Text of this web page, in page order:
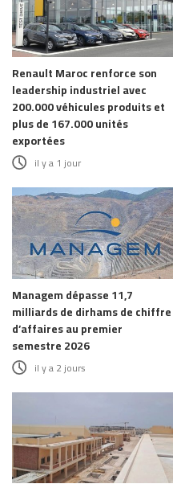
Renault Maroc renforce son
leadership industriel avec
200.000 véhicules produits et
plus de 167.000 unités
exportées
il y a 1 jour
Managem dépasse 11,7
milliards de dirhams de chiffre
d’affaires au premier
semestre 2026
il y a 2 jours